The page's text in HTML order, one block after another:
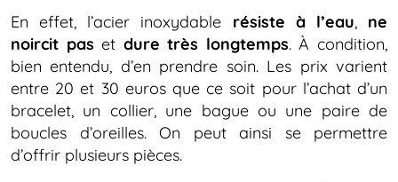
En effet, l’acier inoxydable résiste à l’eau, ne
noircit pas et dure très longtemps. À condition,
bien entendu, d’en prendre soin. Les prix varient
entre 20 et 30 euros que ce soit pour l’achat d’un
bracelet, un collier, une bague ou une paire de
boucles d’oreilles. On peut ainsi se permettre
d’offrir plusieurs pièces.